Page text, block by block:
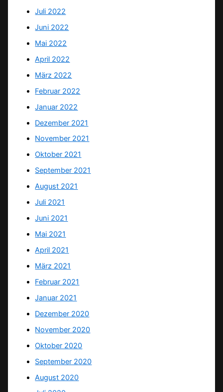
Juli 2022
Juni 2022
Mai 2022
April 2022
März 2022
Februar 2022
Januar 2022
Dezember 2021
November 2021
Oktober 2021
September 2021
August 2021
Juli 2021
Juni 2021
Mai 2021
April 2021
März 2021
Februar 2021
Januar 2021
Dezember 2020
November 2020
Oktober 2020
September 2020
August 2020